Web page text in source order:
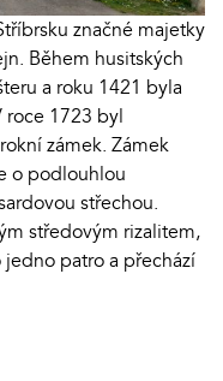
značné majetky
Během husitských
a roku 1421 byla
roce 1723 byl
zámek. Zámek
o podlouhlou
střechou.
středovým rizalitem,
patro a přechází